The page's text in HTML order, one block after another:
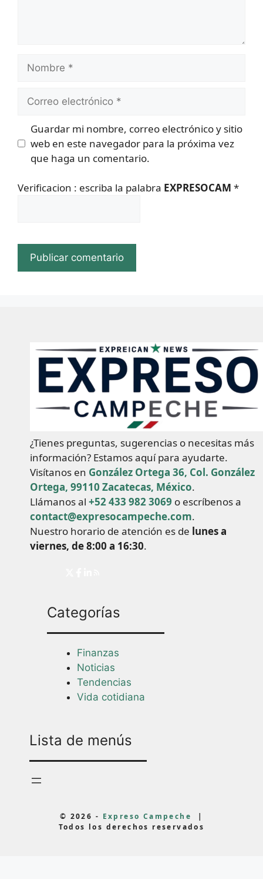
electrónico
Guardar mi nombre, correo electrónico y sitio
web en este navegador para la próxima vez
que haga un comentario.
Verificacion : escriba la palabra EXPRESOCAM *
¿Tienes preguntas, sugerencias o necesitas más
información? Estamos aquí para ayudarte.
Visítanos en González Ortega 36, Col. González
Ortega, 99110 Zacatecas, México.
Llámanos al +52 433 982 3069 o escríbenos a
contact@expresocampeche.com.
Nuestro horario de atención es de lunes a
viernes, de 8:00 a 16:30.
Categorías
Finanzas
Noticias
Tendencias
Vida cotidiana
Lista de menús
© 2026 - Expreso Campeche
|
Todos los derechos reservados